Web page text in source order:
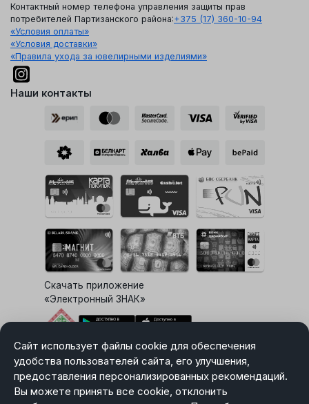
Сайт использует файлы cookie для обеспечения
удобства пользователей сайта, его улучшения,
предоставления персонализированных рекомендаций.
Вы можете принять все cookie, отклонить
Контактный номер телефона управления защиты прав
потребителей Партизанского района:+375 (17) 360-10-94
«Условия оплаты»
«Условия доставки»
«Правила ухода за ювелирными изделиями»
Наши контакты
Скачать приложение
«Электронный ЗНАК»
Выбор настроек Cookie